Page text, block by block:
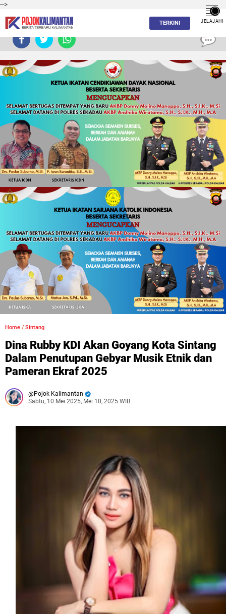
-->
TERKINI JELAJAHI
Home / Sintang
Dina Rubby KDI Akan Goyang Kota Sintang
Dalam Penutupan Gebyar Musik Etnik dan
Pameran Ekraf 2025
Pojok Kalimantan
Sabtu, 10 Mei 2025, Mei 10, 2025 WIB